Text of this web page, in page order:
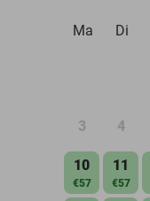
Ma
Di
3 4
10
€57
11
€57